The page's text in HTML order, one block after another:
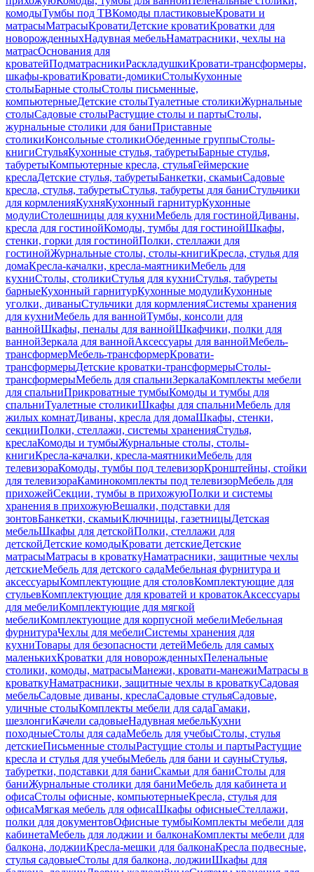
комодыТумбы под ТВКомоды пластиковыеКровати и
матрасыМатрасыКроватиДетские кроватиКроватки для
новорожденныхНадувная мебельНаматрасники, чехлы на
матрасОснования для
кроватейПодматрасникиРаскладушкиКровати-трансформеры,
шкафы-кроватиКровати-домикиСтолыКухонные
столыБарные столыСтолы письменные,
компьютерныеДетские столыТуалетные столикиЖурнальные
столыСадовые столыРастущие столы и партыСтолы,
журнальные столики для баниПриставные
столикиКонсольные столикиОбеденные группыСтолы-
книгиСтульяКухонные стулья, табуретыБарные стулья,
табуретыКомпьютерные кресла, стульяГеймерские
креслаДетские стулья, табуретыБанкетки, скамьиСадовые
кресла, стулья, табуретыСтулья, табуреты для баниСтульчики
для кормленияКухняКухонный гарнитурКухонные
модулиСтолешницы для кухниМебель для гостинойДиваны,
кресла для гостинойКомоды, тумбы для гостинойШкафы,
стенки, горки для гостинойПолки, стеллажи для
гостинойЖурнальные столы, столы-книгиКресла, стулья для
домаКресла-качалки, кресла-маятникиМебель для
кухниСтолы, столикиСтулья для кухниСтулья, табуреты
барныеКухонный гарнитурКухонные модулиКухонные
уголки, диваныСтульчики для кормленияСистемы хранения
для кухниМебель для ваннойТумбы, консоли для
ваннойШкафы, пеналы для ваннойШкафчики, полки для
ваннойЗеркала для ваннойАксессуары для ваннойМебель-
трансформерМебель-трансформерКровати-
трансформерыДетские кроватки-трансформерыСтолы-
трансформерыМебель для спальниЗеркалаКомплекты мебели
для спальниПрикроватные тумбыКомоды и тумбы для
спальниТуалетные столикиШкафы для спальниМебель для
жилых комнатДиваны, кресла для домаШкафы, стенки,
секцииПолки, стеллажи, системы храненияСтулья,
креслаКомоды и тумбыЖурнальные столы, столы-
книгиКресла-качалки, кресла-маятникиМебель для
телевизораКомоды, тумбы под телевизорКронштейны, стойки
для телевизораКаминокомплекты под телевизорМебель для
прихожейСекции, тумбы в прихожуюПолки и системы
хранения в прихожуюВешалки, подставки для
зонтовБанкетки, скамьиКлючницы, газетницыДетская
мебельШкафы для детскойПолки, стеллажи для
детскойДетские комодыКровати детскиеДетские
матрасыМатрасы в кроваткуНаматрасники, защитные чехлы
детскиеМебель для детского садаМебельная фурнитура и
аксессуарыКомплектующие для столовКомплектующие для
стульевКомплектующие для кроватей и кроватокАксессуары
для мебелиКомплектующие для мягкой
мебелиКомплектующие для корпусной мебелиМебельная
фурнитураЧехлы для мебелиСистемы хранения для
кухниТовары для безопасности детейМебель для самых
маленькихКроватки для новорожденныхПеленальные
столики, комоды, матрасыМанежи, кровати-манежиМатрасы в
кроваткуНаматрасники, защитные чехлы в кроваткуСадовая
мебельСадовые диваны, креслаСадовые стульяСадовые,
уличные столыКомплекты мебели для садаГамаки,
шезлонгиКачели садовыеНадувная мебельКухни
походныеСтолы для садаМебель для учебыСтолы, стулья
детскиеПисьменные столыРастущие столы и партыРастущие
кресла и стулья для учебыМебель для бани и сауныСтулья,
табуретки, подставки для баниСкамьи для баниСтолы для
баниЖурнальные столики для баниМебель для кабинета и
офисаСтолы офисные, компьютерныеКресла, стулья для
офисаМягкая мебель для офисаШкафы офисныеСтеллажи,
полки для документовОфисные тумбыКомплекты мебели для
кабинетаМебель для лоджии и балконаКомплекты мебели для
балкона, лоджииКресла-мешки для балконаКресла подвесные,
стулья садовыеСтолы для балкона, лоджииШкафы для